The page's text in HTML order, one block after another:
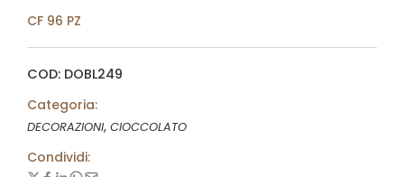
CF 96 PZ
COD: DOBL249
Categoria:
DECORAZIONI, CIOCCOLATO
Condividi: